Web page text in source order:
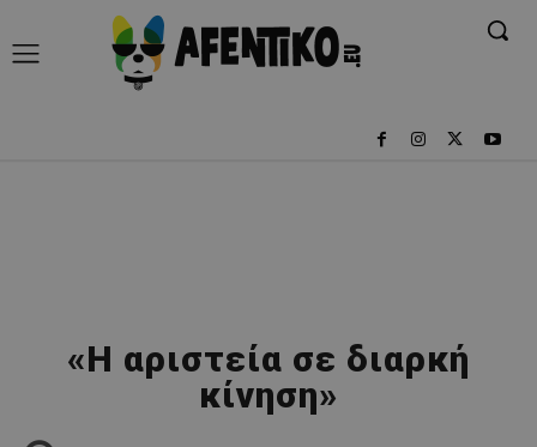
«Η αριστεία σε διαρκή
κίνηση»